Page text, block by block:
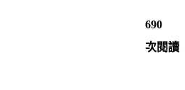
690
次閱讀